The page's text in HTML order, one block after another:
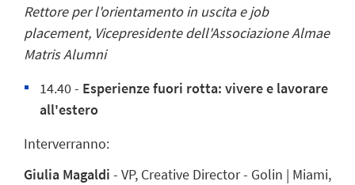
Rettore per l'orientamento in uscita e job
placement, Vicepresidente dell'Associazione Almae
Matris Alumni
14.40 - Esperienze fuori rotta: vivere e lavorare
all'estero
Interverranno:
Giulia Magaldi - VP, Creative Director - Golin | Miami,